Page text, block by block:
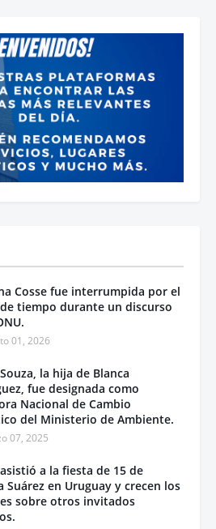
Cosse fue interrumpida por el
tiempo durante un discurso
01, 2026
la hija de Blanca
fue designada como
Nacional de Cambio
del Ministerio de Ambiente.
07, 2025
a la fiesta de 15 de
Suárez en Uruguay y crecen los
sobre otros invitados